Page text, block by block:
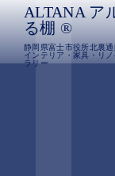
ALTANA ア
る棚 ®︎
静岡県富士市役所北裏通
インテリア・家具・リ
ラリー